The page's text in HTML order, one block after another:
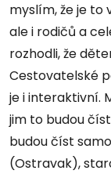
myslím, že je to
ale i rodičů a
rozhodli, že
Cestovatelské
je i interaktivní.
jim to budou
budou číst
(Ostravak),